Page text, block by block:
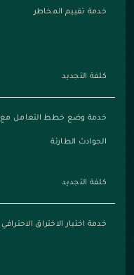
خدمة تقييم المخاطر
كلفة التجديد
خدمة وضع خطط التعامل مع
الحوادث الطارئة
كلفة التجديد
خدمة اختبار الاختراق الاحترافي